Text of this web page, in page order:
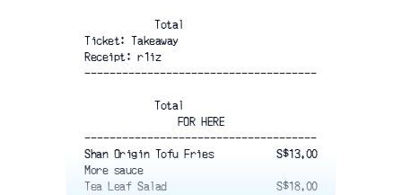
Total
Ticket: Takeaway
Receipt: r1iz
-------------------------------------
Total
FOR HERE
-------------------------------------
Shan Origin Tofu Fries
S$13.00
More sauce
Tea Leaf Salad
S$18.00